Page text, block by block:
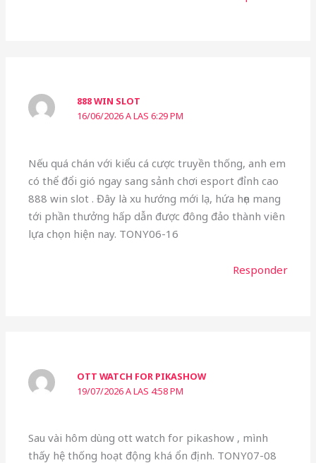
888 WIN SLOT
16/06/2026 A LAS 6:29 PM
Nếu quá chán với kiểu cá cược truyền thống, anh em
có thể đổi gió ngay sang sảnh chơi esport đỉnh cao
888 win slot . Đây là xu hướng mới lạ, hứa hẹn mang
tới phần thưởng hấp dẫn được đông đảo thành viên
lựa chọn hiện nay. TONY06-16
Responder
OTT WATCH FOR PIKASHOW
19/07/2026 A LAS 4:58 PM
Sau vài hôm dùng ott watch for pikashow , mình
thấy hệ thống hoạt động khá ổn định. TONY07-08